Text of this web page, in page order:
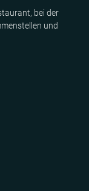
bei der
und